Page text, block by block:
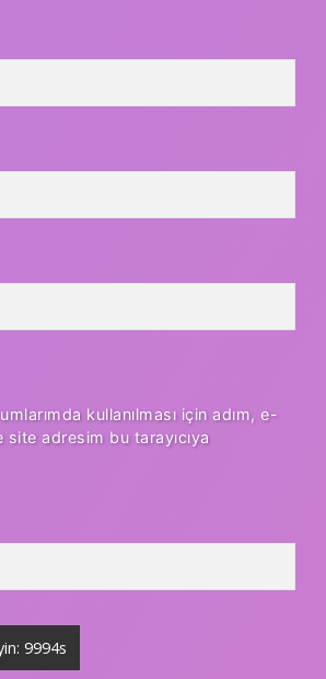
kullanılması için adım, e-
adresim bu tarayıcıya